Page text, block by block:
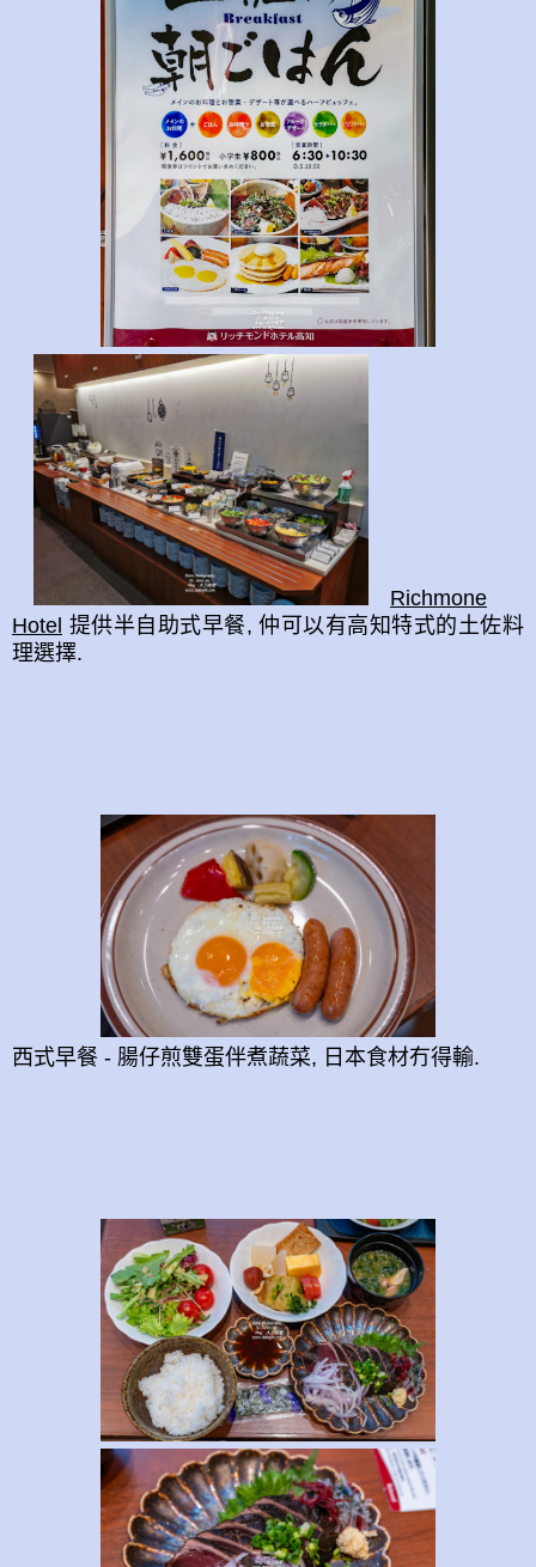
Richmone
Hotel 提供半自助式早餐, 仲可以有高知特式的土佐料
理選擇.
西式早餐 - 腸仔煎雙蛋伴煮蔬菜, 日本食材冇得輸.